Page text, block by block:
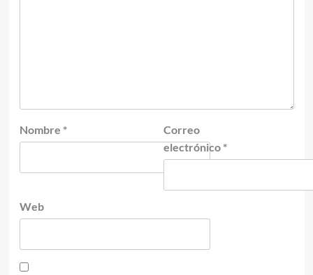
Nombre *
Correo
electrónico *
Web